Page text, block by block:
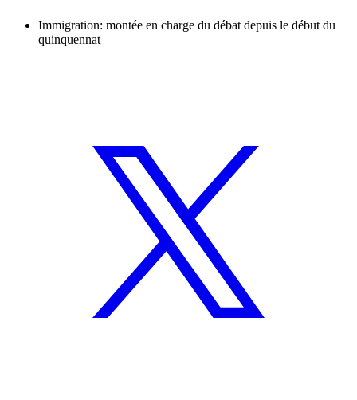
Immigration: montée en charge du débat depuis le début du
quinquennat